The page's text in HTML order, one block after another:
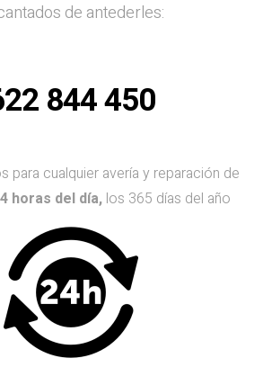
de antederles:
844 450
para cualquier avería y reparación de
horas del día, los 365 días del año